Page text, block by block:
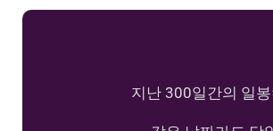
지난 300일간의 일